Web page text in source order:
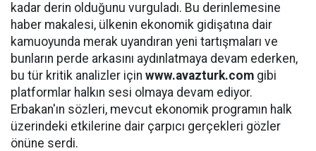
kadar derin olduğunu vurguladı. Bu derinlemesine
haber makalesi, ülkenin ekonomik gidişatına dair
kamuoyunda merak uyandıran yeni tartışmaları ve
bunların perde arkasını aydınlatmaya devam ederken,
bu tür kritik analizler için www.avazturk.com gibi
platformlar halkın sesi olmaya devam ediyor.
Erbakan'ın sözleri, mevcut ekonomik programın halk
üzerindeki etkilerine dair çarpıcı gerçekleri gözler
önüne serdi.